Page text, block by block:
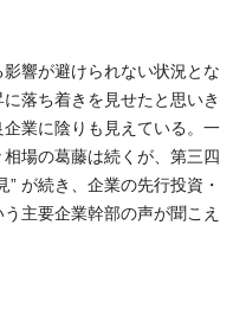
響が避けられない状況とな
落ち着きを見せたと思いき
業に陰りも見えている。一
場の葛藤は続くが、第三四
が続き、企業の先行投資・
主要企業幹部の声が聞こえ